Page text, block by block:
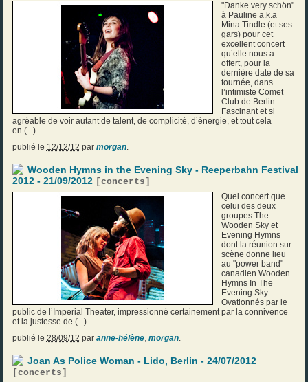
"Danke very schön"
à Pauline a.k.a
Mina Tindle (et ses
gars) pour cet
excellent concert
qu’elle nous a
offert, pour la
dernière date de sa
tournée, dans
l’intimiste Comet
Club de Berlin.
Fascinant et si
agréable de voir autant de talent, de complicité, d’énergie, et tout cela
en (...)
publié le 12/12/12 par morgan.
Wooden Hymns in the Evening Sky - Reeperbahn Festival
2012 - 21/09/2012 [concerts ]
Quel concert que
celui des deux
groupes The
Wooden Sky et
Evening Hymns
dont la réunion sur
scène donne lieu
au "power band"
canadien Wooden
Hymns In The
Evening Sky.
Ovationnés par le
public de l’Imperial Theater, impressionné certainement par la connivence
et la justesse de (...)
publié le 28/09/12 par anne-hélène, morgan.
Joan As Police Woman - Lido, Berlin - 24/07/2012
[concerts ]